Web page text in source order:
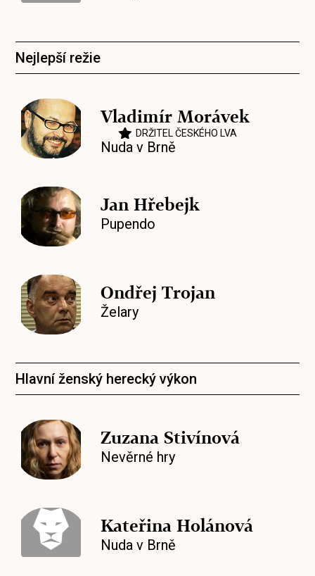
Nejlepší režie
Vladimír Morávek
DRŽITEL ČESKÉHO LVA
Nuda v Brně
Jan Hřebejk
Pupendo
Ondřej Trojan
Želary
Hlavní ženský herecký výkon
Zuzana Stivínová
Nevěrné hry
Kateřina Holánová
Nuda v Brně